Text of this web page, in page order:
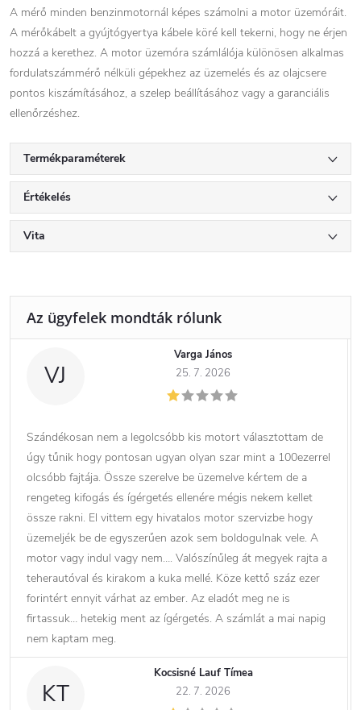
A mérő minden benzinmotornál képes számolni a motor üzemóráit.
A mérőkábelt a gyújtógyertya kábele köré kell tekerni, hogy ne érjen
hozzá a kerethez. A motor üzemóra számlálója különösen alkalmas
fordulatszámmérő nélküli gépekhez az üzemelés és az olajcsere
pontos kiszámításához, a szelep beállításához vagy a garanciális
ellenőrzéshez.
Termékparaméterek
Értékelés
Vita
VJ
Varga János
25. 7. 2026
Szándékosan nem a legolcsóbb kis motort választottam de
úgy tűnik hogy pontosan ugyan olyan szar mint a 100ezerrel
olcsóbb fajtája. Össze szerelve be üzemelve kértem de a
rengeteg kifogás és ígérgetés ellenére mégis nekem kellet
össze rakni. El vittem egy hivatalos motor szervizbe hogy
üzemeljék be de egyszerűen azok sem boldogulnak vele. A
motor vagy indul vagy nem…. Valószínűleg át megyek rajta a
teherautóval és kirakom a kuka mellé. Köze kettő száz ezer
forintért ennyit várhat az ember. Az eladót meg ne is
firtassuk… hetekig ment az ígérgetés. A számlát a mai napig
nem kaptam meg.
KT
Kocsisné Lauf Tímea
22. 7. 2026